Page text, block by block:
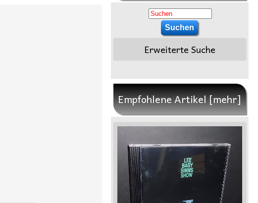
Erweiterte Suche
Empfohlene Artikel [mehr]